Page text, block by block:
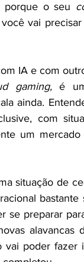
porque o seu
vai
IA e com
gaming, é um
ainda.
com
um
situação de
bastante
preparar
poder fazer